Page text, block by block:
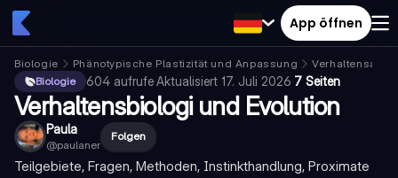
App öffnen
Biologie Phänotypische Plastizität und Anpassung
Biologie
604 aufrufe·Aktualisiert 17. Juli 2026·7 Seiten
Verhaltensbiologi und Evolution
Paula
@paulaner
Folgen
Teilgebiete, Fragen, Methoden, Instinkthandlung, Proximate